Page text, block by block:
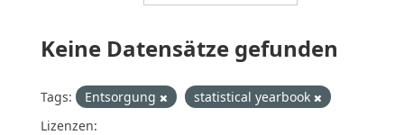
Keine Datensätze gefunden
Tags: Entsorgung
statistical yearbook
Lizenzen: